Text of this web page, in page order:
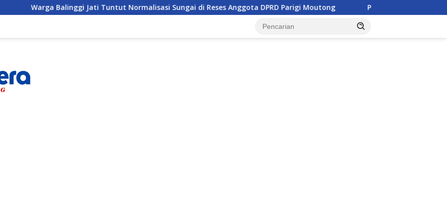
Jati Tuntut Normalisasi Sungai di Reses Anggota DPRD Parigi Moutong Penghulu di Parigi Moutong Diminta Aktif